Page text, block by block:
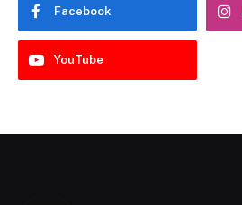
Facebook
YouTube